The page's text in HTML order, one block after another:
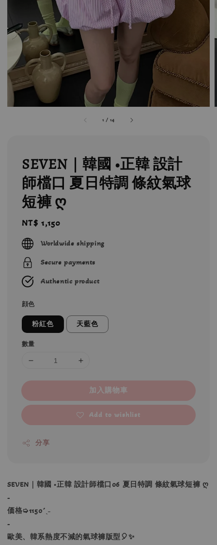
1 /14
SEVEN｜韓國 •正韓 設計
師檔口 夏日特調 條紋氣球
短褲 ღ
Regular
price
NT$ 1,150
Worldwide shipping
Secure payments
Authentic product
顔色
粉紅色 天藍色
數量
加入購物車
Add to wishlist
分享
SEVEN｜韓國 •正韓 設計師檔口06 夏日特調 條紋氣球短褲 ღ
-
価格➭1150´ˎ˗
-
歐美、韓系熱度不減的氣球褲版型🎈✨